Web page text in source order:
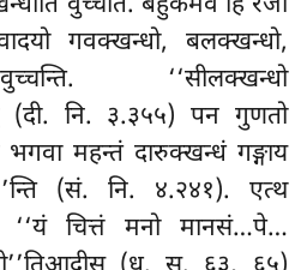
गवक्खन्धो, बलक्खन्धो,
‘‘सीलक्खन्धो
(दी. नि. ३.३५५) पन गुणतो
भगवा महन्तं दारुक्खन्धं गङ्गाय
(सं. नि. ४.२४१). एत्थ
‘‘यं चित्तं मनो मानसं…पे…